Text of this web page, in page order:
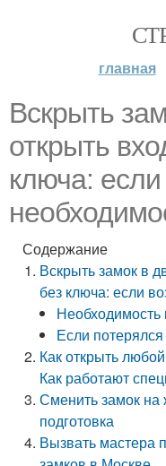
главная
Вскрыть
открыть
ключа:
Содержание
Вскрыть замок в
без ключа: если
Необходимость
Если
Как открыть
Как работают
Сменить замок на
подготовка
Вызвать мастера